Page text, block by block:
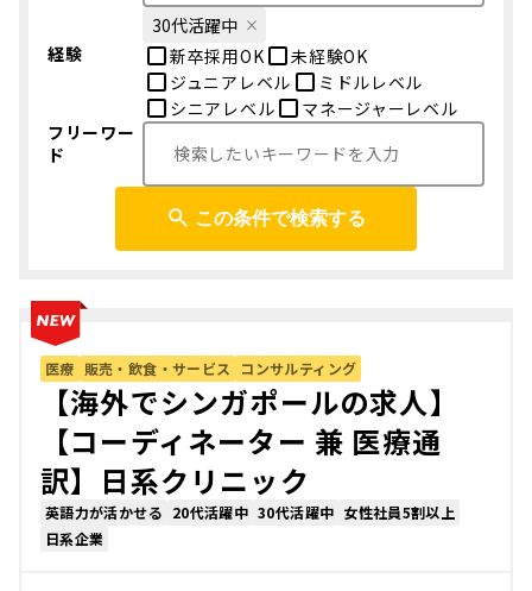
30代活躍中
経験
新卒採用OK
未経験OK
ジュニアレベル
ミドルレベル
シニアレベル
マネージャーレベル
フリーワー
ド
この条件で検索する
医療 販売・飲食・サービス コンサルティング
【海外でシンガポールの求人】
【コーディネーター 兼 医療通
訳】日系クリニック
英語力が活かせる 20代活躍中 30代活躍中 女性社員5割以上
日系企業